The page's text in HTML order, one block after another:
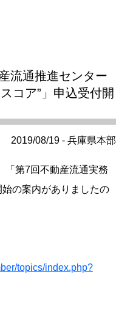
流通推進センター
コア”」申込受付開
2019/08/19 - 兵庫県本部
「第7回不動産流通実務
始の案内がありましたの
topics/index.php?